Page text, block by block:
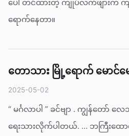
ပေါ် တင်ထားတဲ့ ကျုပ်လက်ဖျားက ကျုပ်
ရောက်နေတာ။
တောသား မြို့ရောက် မောင်မ
2025-05-02
“ မင်္ဂလာပါ ” ခင်ဗျာ . ကျွန်တော် လ
ရေးသားလိုက်ပါတယ်. … ဘကြီးထော